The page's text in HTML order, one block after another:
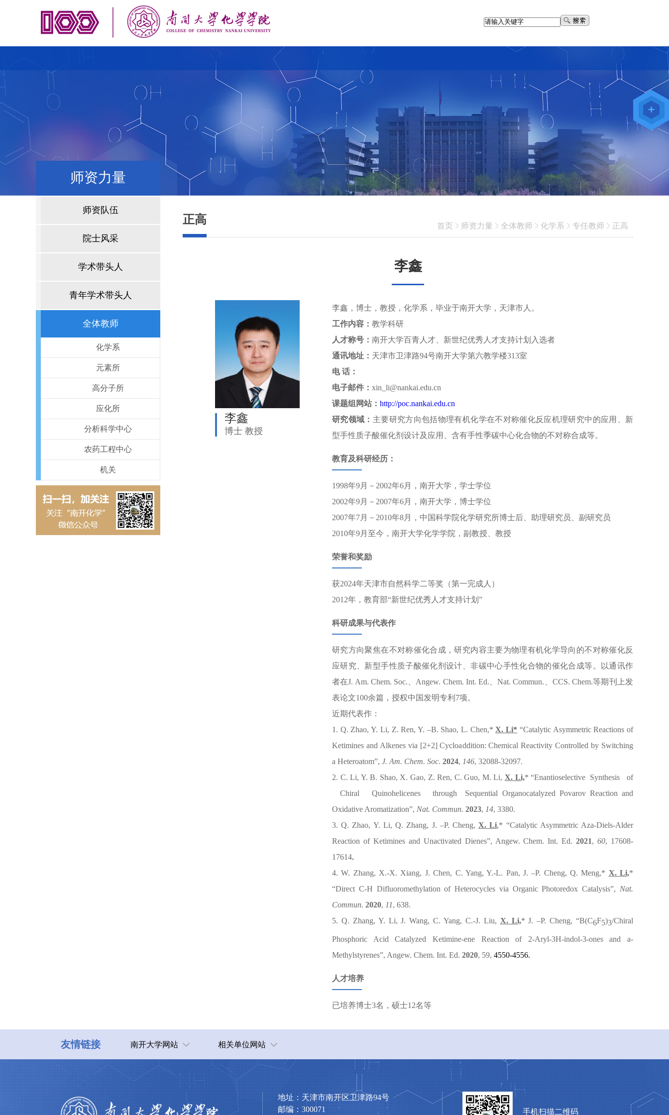
师资力量
师资队伍
院士风采
学术带头人
青年学术带头人
全体教师
化学系
元素所
高分子所
应化所
分析科学中心
农药工程中心
机关
正高 首页 师资力量 全体教师 化学系 专任教师 正高
李鑫
李鑫
博士 教授
李鑫，博士，教授，化学系，毕业于南开大学，天津市人。
工作内容： 教学科研
人才称号： 南开大学百青人才、新世纪优秀人才支持计划入选者
通讯地址： 天津市卫津路94号南开大学第六教学楼313室
电 话：
电子邮件： xin_li@nankai.edu.cn
课题组网站： http://poc.nankai.edu.cn
研究领域： 主要研究方向包括物理有机化学在不对称催化反应机理研究中的应用、新
型手性质子酸催化剂设计及应用、含有手性季碳中心化合物的不对称合成等。
教育及科研经历：
1998年9月－2002年6月，南开大学，学士学位
2002年9月－2007年6月，南开大学，博士学位
2007年7月－2010年8月，中国科学院化学研究所博士后、助理研究员、副研究员
2010年9月至今，南开大学化学学院，副教授、教授
荣誉和奖励
获2024年天津市自然科学二等奖（第一完成人）
2012年，教育部“新世纪优秀人才支持计划”
科研成果与代表作
研究方向聚焦在不对称催化合成，研究内容主要为物理有机化学导向的不对称催化反
应研究、新型手性质子酸催化剂设计、非碳中心手性化合物的催化合成等。以通讯作
者在J. Am. Chem. Soc.、Angew. Chem. Int. Ed.、Nat. Commun.、CCS. Chem.等期刊上发
表论文100余篇，授权中国发明专利7项。
近期代表作：
1. Q. Zhao, Y. Li, Z. Ren, Y. –B. Shao, L. Chen,*X. Li* “Catalytic Asymmetric Reactions of
Ketimines and Alkenes via [2+2] Cycloaddition: Chemical Reactivity Controlled by Switching
a Heteroatom”, J. Am. Chem. Soc. 2024, 146, 32088-32097.
2. C. Li, Y. B. Shao, X. Gao, Z. Ren, C. Guo, M. Li,X. Li,* “Enantioselective Synthesis of
Chiral Quinohelicenes through Sequential Organocatalyzed Povarov Reaction and
Oxidative Aromatization”, Nat. Commun. 2023, 14, 3380.
3. Q. Zhao, Y. Li, Q. Zhang, J. –P. Cheng, X. Li,* “Catalytic Asymmetric Aza-Diels-Alder
Reaction of Ketimines and Unactivated Dienes”, Angew. Chem. Int. Ed. 2021,60, 17608-
17614.
4. W. Zhang, X.-X. Xiang, J. Chen, C. Yang,Y.-L. Pan, J. –P. Cheng, Q. Meng,* X. Li,*
“Direct C-H Difluoromethylation of Heterocycles via Organic Photoredox Catalysis”, Nat.
Commun. 2020, 11, 638.
5. Q. Zhang, Y. Li, J. Wang, C. Yang, C.-J. Liu, X. Li,* J. –P. Cheng, “B(C6F5)3/Chiral
Phosphoric Acid Catalyzed Ketimine-ene Reaction of 2-Aryl-3H-indol-3-ones and a-
Methylstyrenes”, Angew. Chem. Int. Ed. 2020, 59, 4550-4556.
人才培养
已培养博士3名，硕士12名等
友情链接 南开大学网站 相关单位网站
地址：天津市南开区卫津路94号
邮编：300071
手机扫描二维码